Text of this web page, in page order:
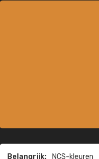
Belangrijk: NCS-